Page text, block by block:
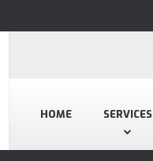
HOME SERVICES